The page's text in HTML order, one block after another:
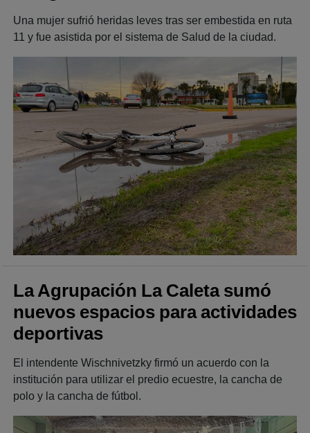
Una mujer sufrió heridas leves tras ser embestida en ruta
11 y fue asistida por el sistema de Salud de la ciudad.
La Agrupación La Caleta sumó
nuevos espacios para actividades
deportivas
El intendente Wischnivetzky firmó un acuerdo con la
institución para utilizar el predio ecuestre, la cancha de
polo y la cancha de fútbol.